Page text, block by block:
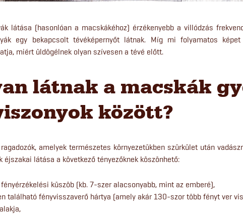
látása (hasonlóan a macskákéhoz) érzékenyebb a villódzás
egy bekapcsolt tévéképernyőt látnak. Míg mi folyamatos
miért üldögélnek olyan szívesen a tévé előtt.
látnak a macskák
között?
amelyek természetes környezetükben szürkület után
éjszakai látása a következő tényezőknek köszönhető:
küszöb (kb. 7-szer alacsonyabb, mint az emberé),
található fényvisszaverő hártya (amely akár 130-szor több fényt ver